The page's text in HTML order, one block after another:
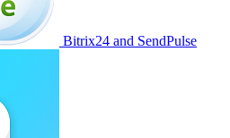
Bitrix24 and SendPulse